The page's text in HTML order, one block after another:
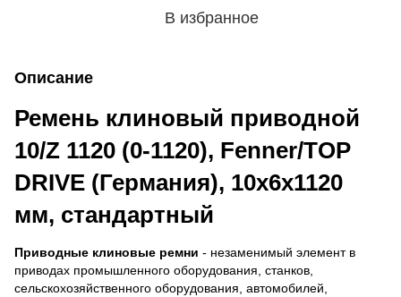
В избранное
Описание
Ремень клиновый приводной
10/Z 1120 (0-1120), Fenner/TOP
DRIVE (Германия), 10х6х1120
мм, стандартный
Приводные клиновые ремни - незаменимый элемент в
приводах промышленного оборудования, станков,
сельскохозяйственного оборудования, автомобилей,